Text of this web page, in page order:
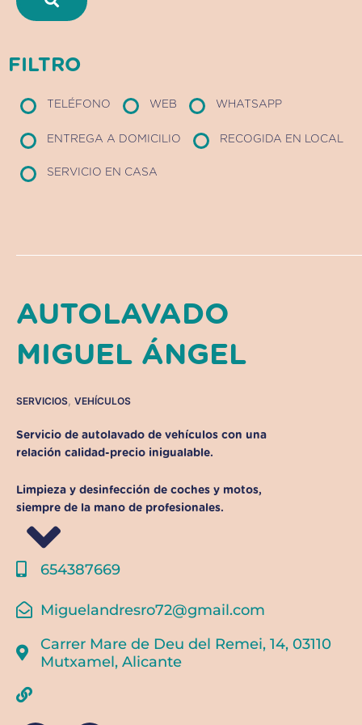
FILTRO
TELÉFONO WEB WHATSAPP
ENTREGA A DOMICILIO RECOGIDA EN LOCAL
SERVICIO EN CASA
AUTOLAVADO
MIGUEL ÁNGEL
SERVICIOS, VEHÍCULOS
Servicio de autolavado de vehículos con una
relación calidad-precio inigualable.
Limpieza y desinfección de coches y motos,
siempre de la mano de profesionales.
654387669
Miguelandresro72@gmail.com
Carrer Mare de Deu del Remei, 14, 03110
Mutxamel, Alicante